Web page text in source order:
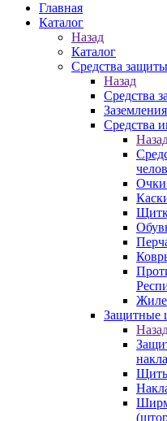
Главная
Каталог
Назад
Каталог
Средства
Назад
Средства
Средства
Защитные
Щиты